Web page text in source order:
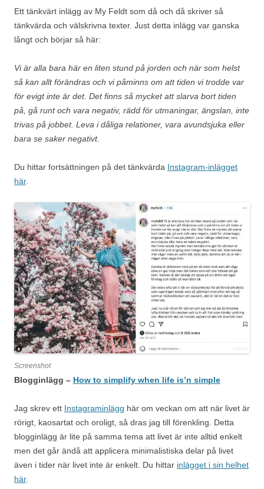
Ett tänkvärt inlägg av My Feldt som då och då skriver så
tänkvärda och välskrivna texter. Just detta inlägg var ganska
långt och börjar så här:
Vi är alla bara här en liten stund på jorden och när som helst
så kan allt förändras och vi påminns om att tiden vi trodde var
för evigt inte är det. Det finns så mycket att slarva bort tiden
på, gå runt och vara negativ, rädd för utmaningar, ängslan, inte
trivas på jobbet. Leva i dåliga relationer, vara avundsjuka eller
bara se saker negativt.
Du hittar fortsättningen på det tänkvärda Instagram-inlägget
här.
Screenshot
Blogginlägg – How to simplify when life is’n simple
Jag skrev ett Instagraminlägg här om veckan om att när livet är
rörigt, kaosartat och oroligt, så dras jag till förenkling. Detta
blogginlägg är lite på samma tema att livet är inte alltid enkelt
men det går ändå att applicera minimalistiska delar på livet
även i tider när livet inte är enkelt. Du hittar inlägget i sin helhet
här.